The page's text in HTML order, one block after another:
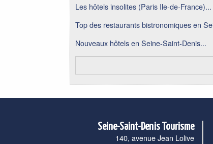
Les hôtels insolites (Paris Ile-de-France)...
Top des restaurants bistronomiques en
Nouveaux hôtels en Seine-Saint-Denis...
Seine-Saint-Denis Tourisme
140, avenue Jean Lolive